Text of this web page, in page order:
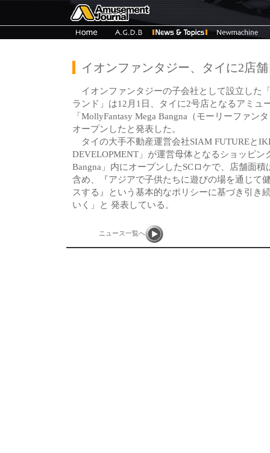
イオンファンタジー、タイに2店
イオンファンタジーの子会社として設立した
ランド」は12月1日、タイに2号店となるアミュ
「MollyFantasy Mega Bangna（モーリーファン
オープンしたと発表した。
タイの大手不動産運営会社SIAM FUTUREと
DEVELOPMENT」が運営母体となるショッピン
Bangna」内にオープンしたSCロケで、店舗面
含め、『アジアで子供たちに遊びの場を通じて
スする』という基本的なポリシーに基づき引き
いく」と 発表している。
ニュース一覧へ